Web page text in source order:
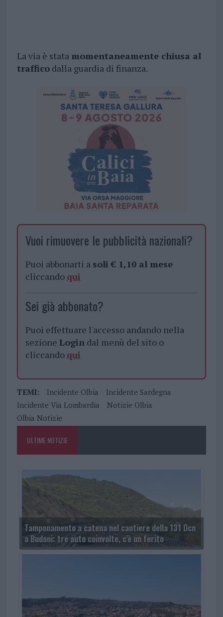
La via è stata momentaneamente chiusa al
trafficodalla guardia di finanza.
Vuoi rimuovere le pubblicità nazionali?
Puoi abbonarti a soli € 1,10 al mese
cliccando qui
Sei già abbonato?
Puoi effettuare l'accesso andando nella
sezione Logindal menù del sito o
cliccando qui
TEMI: Incidente Olbia
Incidente Sardegna
Incidente Via Lombardia
Notizie Olbia
Olbia Notizie
ULTIME NOTIZIE
Tamponamento a catena nel cantiere della 131 Dcn
a Budoni: tre auto coinvolte, c’è un ferito